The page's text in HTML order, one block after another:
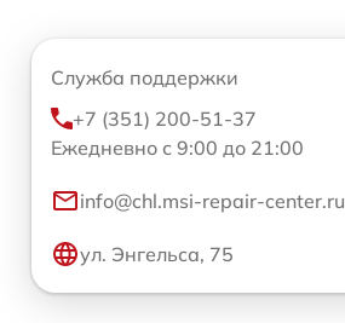
Служба поддержки
+7 (351) 200-51-37
Ежедневно с 9:00 до 21:00
info@chl.msi-repair-center.ru
ул. Энгельса, 75